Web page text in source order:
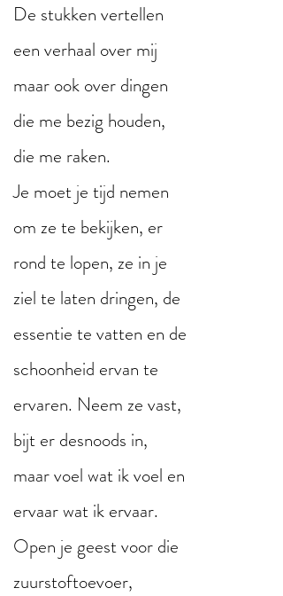
De stukken vertellen
een verhaal over mij
maar ook over dingen
die me bezig houden,
die me raken.
Je moet je tijd nemen
om ze te bekijken, er
rond te lopen, ze in je
ziel te laten dringen, de
essentie te vatten en de
schoonheid ervan te
ervaren. Neem ze vast,
bijt er desnoods in,
maar voel wat ik voel en
ervaar wat ik ervaar.
Open je geest voor die
zuurstoftoevoer,